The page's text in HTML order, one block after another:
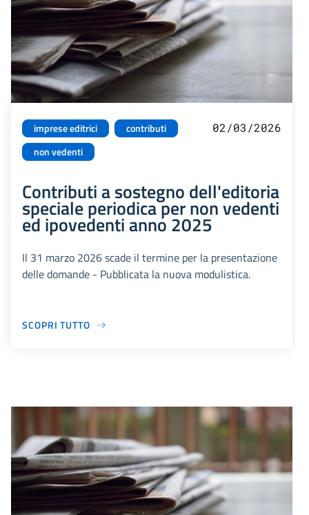
imprese editrici
contributi
non vedenti
02/03/2026
Contributi a sostegno dell'editoria
speciale periodica per non vedenti
ed ipovedenti anno 2025
Il 31 marzo 2026 scade il termine per la presentazione
delle domande - Pubblicata la nuova modulistica.
SCOPRI TUTTO